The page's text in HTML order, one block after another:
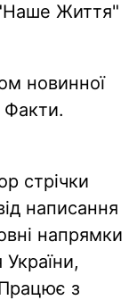
Життя"
новинної
Факти.
стрічки
написання
напрямки
Працює з